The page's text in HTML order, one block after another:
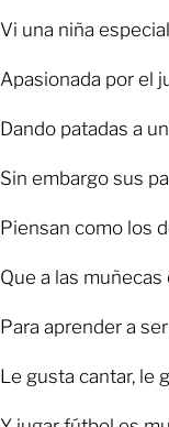
Vi una niña especial
Apasionada por el
Dando patadas a
Sin embargo sus
Piensan como los
Que a las
Para aprender a
Le gusta cantar, le